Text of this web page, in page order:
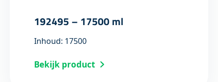
192495 – 17500 ml
Inhoud: 17500
Bekijk product